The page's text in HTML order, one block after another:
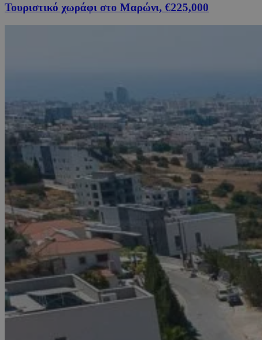
Τουριστικό χωράφι στο Μαρώνι, €225,000